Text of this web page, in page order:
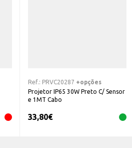
Ref.: PRVC20287 +opções
Projetor IP65 30W Preto C/ Sensor
e 1MT Cabo
33,80€